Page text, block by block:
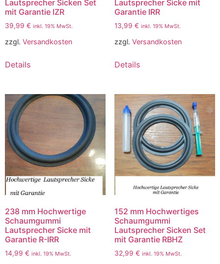
Lautsprecher Sicken Set
mit Garantie IZR
39,99 € inkl. 19% MwSt.
zzgl. Versandkosten
Details
Lautsprecher Sicke mit
Garantie IRR
13,99 € inkl. 19% MwSt.
zzgl. Versandkosten
Details
238 mm Hochwertige
Schaumgummi
Lautsprecher Sicke mit
Garantie R-IRR
14,99 € inkl. 19% MwSt.
152 mm Hochwertiges
Schaumgummi
Lautsprecher Sicken Set
mit Garantie RBHZ
32,99 € inkl. 19% MwSt.